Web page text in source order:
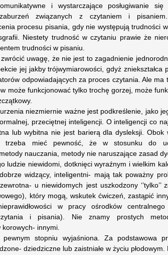
i wystarczające posługiwanie
związanych z czytaniem i
procesu pisania, gdy nie występują trudności
Niestety trudność w czytaniu prawie że
trudności w pisaniu.
uwagę, że nie jest to zagadnienie
jej jakby trójwymiarowości, gdyż zniekształca
odpowiadających za proces czytania. Ale ma
może funkcjonować tylko trochę gorzej, może
niezmiernie ważne jest podkreślenie, jako
przeciętnej inteligencji. O inteligencji co
lub wybitna nie jest barierą dla dysleksji. Obok
trzeba mieć pewność, że w stosunku do
nauczania, metody nie naruszające zasad
ludzie niewidomi, dotknięci wyraźnym i wielkim
widzący, inteligentni- mają tak poważny
u niewidomych jest uszkodzony ‘’tylko’’
który mogą, wskutek ćwiczeń, zastąpić
w pracy ośrodków
i pisania). Nie znamy prostych
innymi.
stopniu wyjaśniona. Za podstawowa
dziedziczne lub zaistniałe w życiu